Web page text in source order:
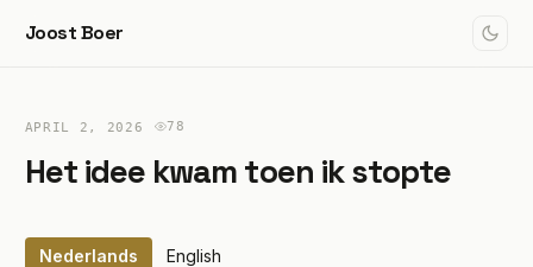
APRIL 2, 2026 78
Het idee kwam toen ik stopte
Nederlands English
Joost Boer